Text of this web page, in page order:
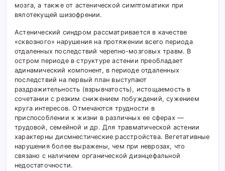
мозга, а также от астенической симптоматики при
вялотекущей шизофрении.
Астенический синдром рассматривается в качестве
«сквозного» нарушения на протяжении всего периода
отдаленных последствий черепно-мозговых травм. В
остром периоде в структуре астении преобладает
адинамический компонент, в периоде отдаленных
последствий на первый план выступают
раздражительность (взрывчатость), истощаемость в
сочетании с резким снижением побуждений, сужением
круга интересов. Отмечаются трудности в
приспособлении к жизни в различных ее сферах —
трудовой, семейной и др. Для травматической астении
характерны дисмнестические расстройства. Вегетативные
нарушения более выражены, чем при неврозах, что
связано с наличием органической диэнцефальной
недостаточности.